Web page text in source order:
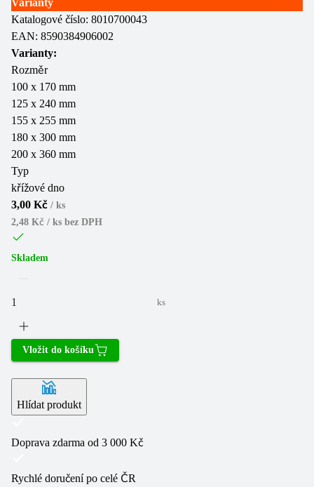
Varianty
Katalogové číslo: 8010700043
EAN: 8590384906002
Varianty:
Rozměr
100 x 170 mm
125 x 240 mm
155 x 255 mm
180 x 300 mm
200 x 360 mm
Typ
křížové dno
3,00 Kč / ks
2,48 Kč / ks bez DPH
Skladem
ks
Vložit do košíku
Hlídat produkt
Doprava zdarma od 3 000 Kč
Rychlé doručení po celé ČR